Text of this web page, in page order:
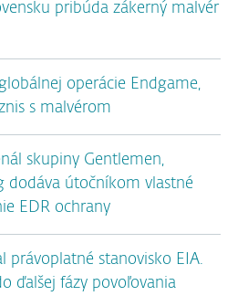
pribúda zákerný malvér
operácie Endgame,
s malvérom
skupiny Gentlemen,
dodáva útočníkom vlastné
EDR ochrany
právoplatné stanovisko EIA.
ďalšej fázy povoľovania